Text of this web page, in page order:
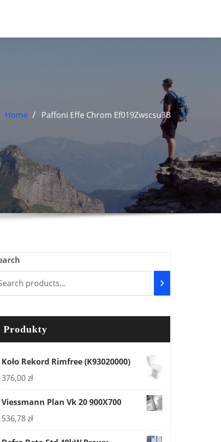
Home Paffoni Effe Chrom Ef019Zwscsu3B
Produkty
Koło Rekord Rimfree (K93020000)
376,00zł
Viessmann Plan Vk 20 900X700
536,78zł